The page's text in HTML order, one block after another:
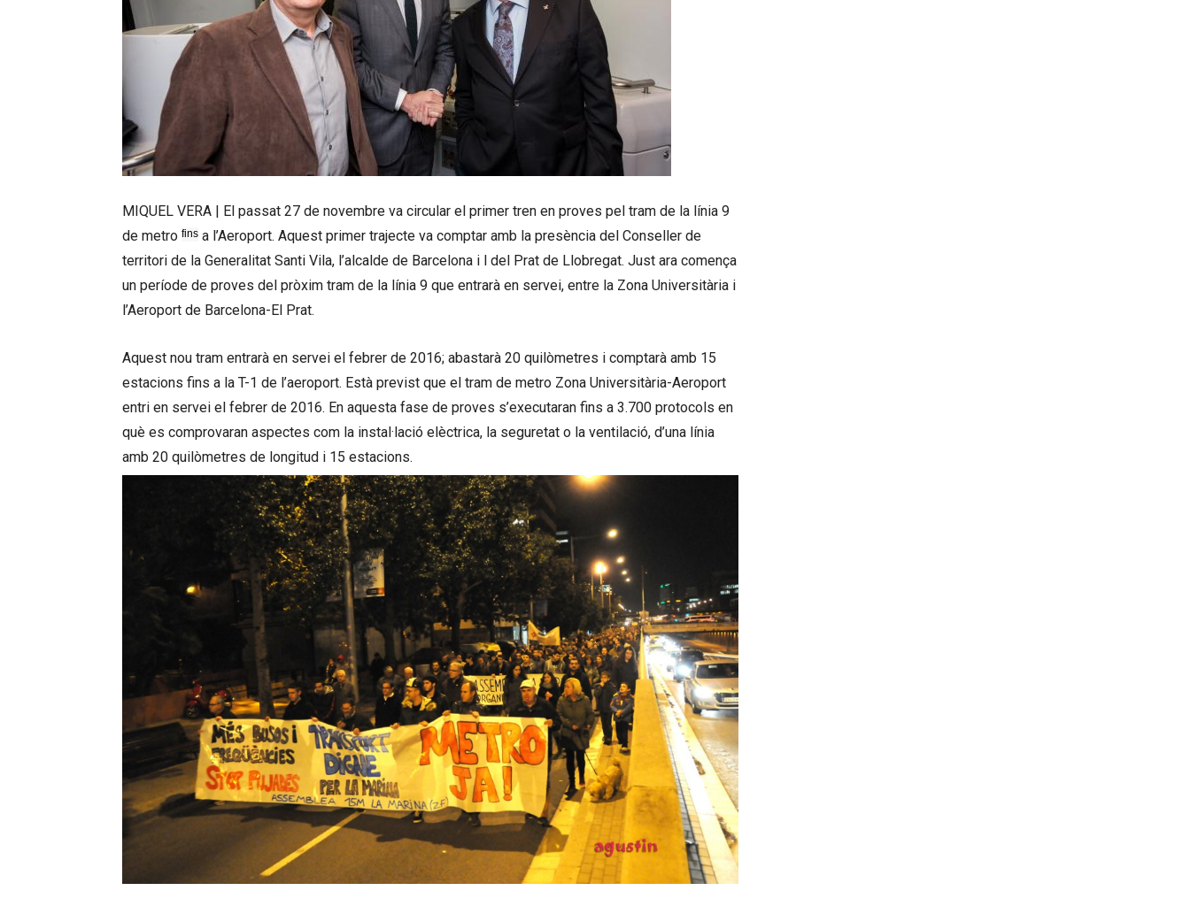
MIQUEL VERA | El passat 27 de novembre va circular el primer tren en proves pel tram de la línia 9
de metro fins a l’Aeroport. Aquest primer trajecte va comptar amb la presència del Conseller de
territori de la Generalitat Santi Vila, l’alcalde de Barcelona i l del Prat de Llobregat. Just ara comença
un període de proves del pròxim tram de la línia 9 que entrarà en servei, entre la Zona Universitària i
l’Aeroport de Barcelona-El Prat.
Aquest nou tram entrarà en servei el febrer de 2016; abastarà 20 quilòmetres i comptarà amb 15
estacions fins a la T-1 de l’aeroport. Està previst que el tram de metro Zona Universitària-Aeroport
entri en servei el febrer de 2016. En aquesta fase de proves s’executaran fins a 3.700 protocols en
què es comprovaran aspectes com la instal·lació elèctrica, la seguretat o la ventilació, d’una línia
amb 20 quilòmetres de longitud i 15 estacions.